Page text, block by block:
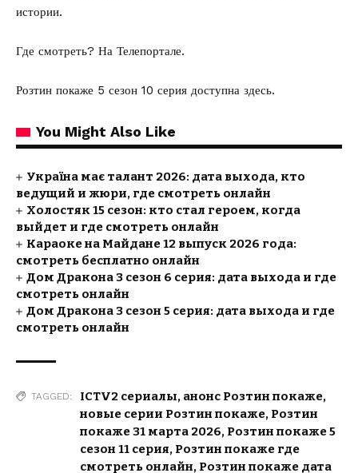
истории.
Где смотреть? На Телепортале.
Розтин покаже 5 сезон 10 серия доступна здесь.
You Might Also Like
Україна має талант 2026: дата выхода, кто
ведущий и жюри, где смотреть онлайн
Холостяк 15 сезон: кто стал героем, когда
выйдет и где смотреть онлайн
Караоке на Майдане 12 выпуск 2026 года:
смотреть бесплатно онлайн
Дом Дракона 3 сезон 6 серия: дата выхода и где
смотреть онлайн
Дом Дракона 3 сезон 5 серия: дата выхода и где
смотреть онлайн
TAGGED: ICTV2 сериалы, анонс Розтин покаже,
новые серии Розтин покаже, Розтин
покаже 31 марта 2026, Розтин покаже 5
сезон 11 серия, Розтин покаже где
смотреть онлайн, Розтин покаже дата